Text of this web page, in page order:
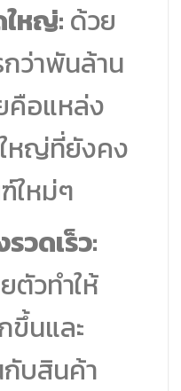
ใหญ่: ด้วย
ว่าพันล้าน
คือแหล่ง
หญ่ที่ยังคง
ใหม่ๆ
วดเร็ว:
ตัวทำให้
ขึ้นและ
บสินค้า